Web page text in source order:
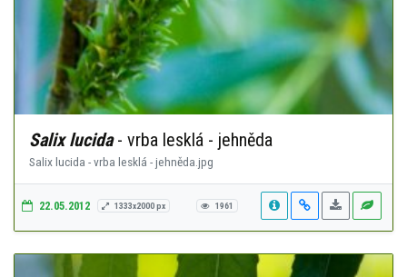
Salix lucida- vrba lesklá - jehněda
Salix lucida - vrba lesklá - jehněda.jpg
22.05.2012 1333x2000 px 1961